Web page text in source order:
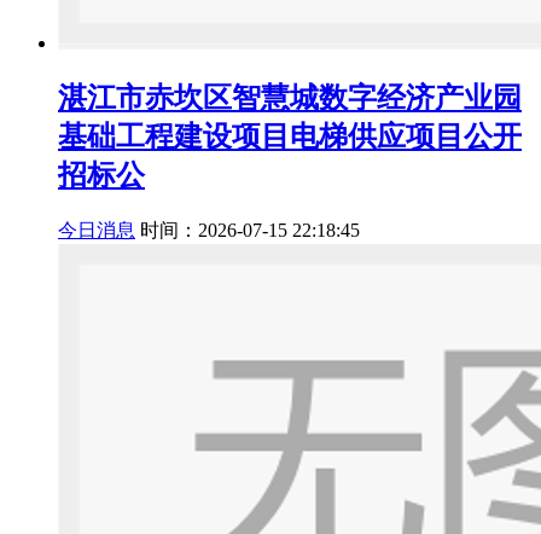
湛江市赤坎区智慧城数字经济产业园
基础工程建设项目电梯供应项目公开
招标公
今日消息 时间：2026-07-15 22:18:45